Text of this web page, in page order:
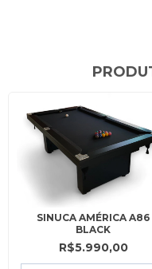
SINUCA AMÉRICA A86
BLACK
R$5.990,00